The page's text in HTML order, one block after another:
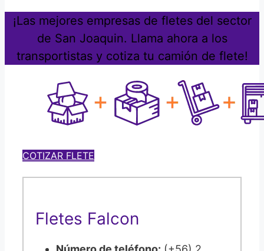
¡Las mejores empresas de fletes del sector
de San Joaquin. Llama ahora a los
transportistas y cotiza tu camión de flete!
COTIZAR FLETE
Fletes Falcon